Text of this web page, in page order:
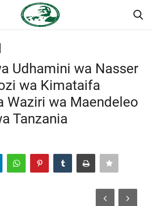
Kimataifa
Udhamini wa Nasser
wa Kimataifa
Waziri wa Maendeleo
Tanzania